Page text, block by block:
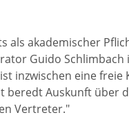
als akademischer
Guido Schlimbach
inzwischen eine
Auskunft über
Vertreter."